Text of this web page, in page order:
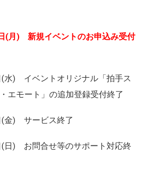
(月) 新規イベントのお申込み受付
(水) イベントオリジナル「拍手ス
エモート」の追加登録受付終了
(金) サービス終了
(日) お問合せ等のサポート対応終